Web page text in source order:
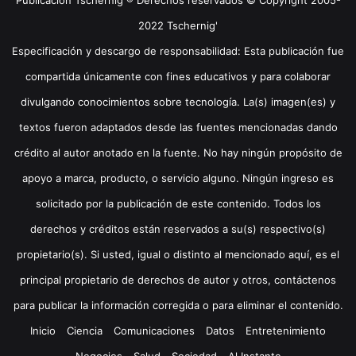
2022 Tschernig'
Especificación y descargo de responsabilidad: Esta publicación fue
compartida únicamente con fines educativos y para colaborar
divulgando conocimientos sobre tecnología. La(s) imagen(es) y
textos fueron adaptados desde las fuentes mencionadas dando
crédito al autor anotado en la fuente. No hay ningún propósito de
apoyo a marca, producto, o servicio alguno. Ningún ingreso es
solicitado por la publicación de este contenido. Todos los
derechos y créditos están reservados a su(s) respectivo(s)
propietario(s). Si usted, igual o distinto al mencionado aquí, es el
principal propietario de derechos de autor y otros, contáctenos
para publicar la información corregida o para eliminar el contenido.
Inicio
Ciencia Comunicaciones Datos
Entretenimiento